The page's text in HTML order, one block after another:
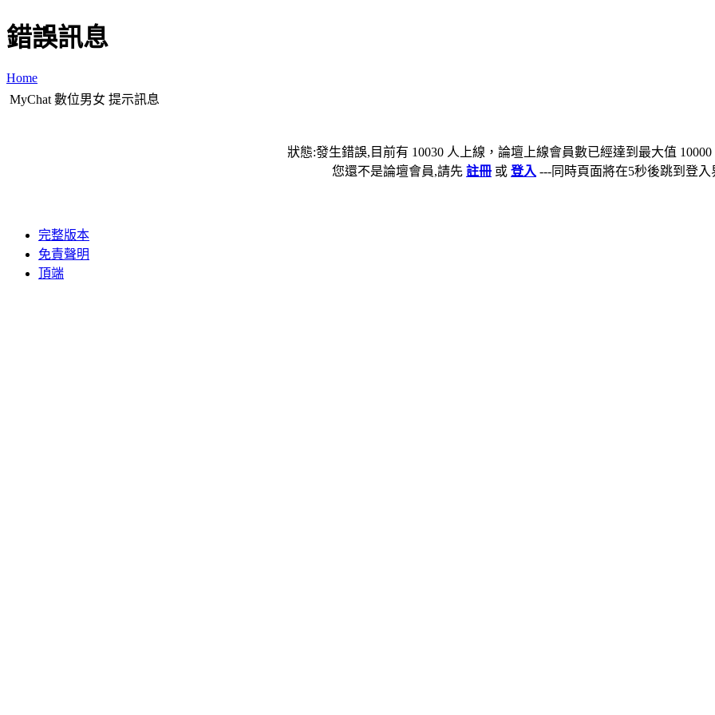
錯誤訊息
Home
MyChat 數位男女 提示訊息
狀態:發生錯誤,目前有 10030 人上線，論壇上線會員數已經達到最大值
您還不是論壇會員,請先 註冊 或 登入 ---同時頁面將在5秒後跳到登入
完整版本
免責聲明
頂端